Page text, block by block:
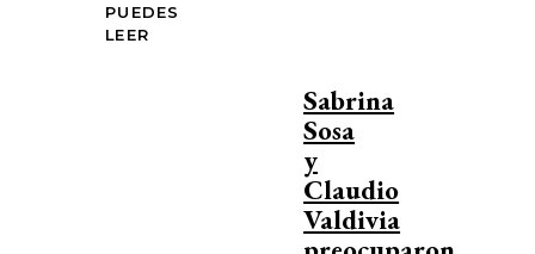
PUEDES
LEER
Sabrina
Sosa
y
Claudio
Valdivia